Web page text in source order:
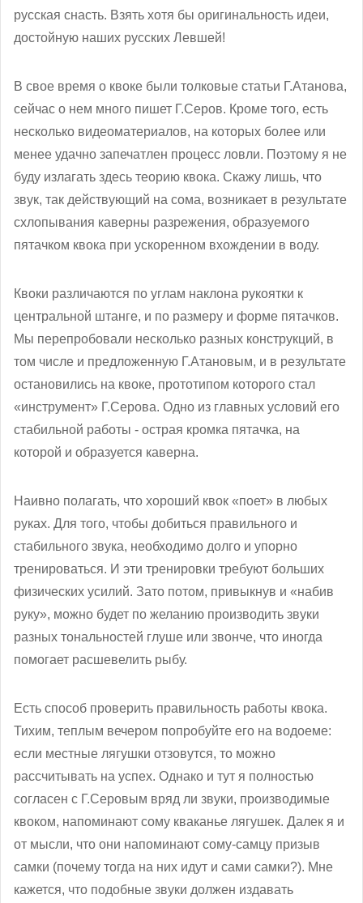
русская снасть. Взять хотя бы оригинальность идеи,
достойную наших русских Левшей!
В свое время о квоке были толковые статьи Г.Атанова,
сейчас о нем много пишет Г.Серов. Кроме того, есть
несколько видеоматериалов, на которых более или
менее удачно запечатлен процесс ловли. Поэтому я не
буду излагать здесь теорию квока. Скажу лишь, что
звук, так действующий на сома, возникает в результате
схлопывания каверны разрежения, образуемого
пятачком квока при ускоренном вхождении в воду.
Квоки различаются по углам наклона рукоятки к
центральной штанге, и по размеру и форме пятачков.
Мы перепробовали несколько разных конструкций, в
том числе и предложенную Г.Атановым, и в результате
остановились на квоке, прототипом которого стал
«инструмент» Г.Серова. Одно из главных условий его
стабильной работы - острая кромка пятачка, на
которой и образуется каверна.
Наивно полагать, что хороший квок «поет» в любых
руках. Для того, чтобы добиться правильного и
стабильного звука, необходимо долго и упорно
тренироваться. И эти тренировки требуют больших
физических усилий. Зато потом, привыкнув и «набив
руку», можно будет по желанию производить звуки
разных тональностей глуше или звонче, что иногда
помогает расшевелить рыбу.
Есть способ проверить правильность работы квока.
Тихим, теплым вечером попробуйте его на водоеме:
если местные лягушки отзовутся, то можно
рассчитывать на успех. Однако и тут я полностью
согласен с Г.Серовым вряд ли звуки, производимые
квоком, напоминают сому кваканье лягушек. Далек я и
от мысли, что они напоминают сому-самцу призыв
самки (почему тогда на них идут и сами самки?). Мне
кажется, что подобные звуки должен издавать